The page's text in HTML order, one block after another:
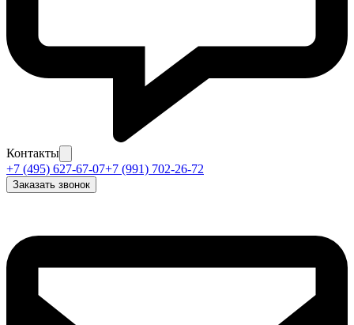
Контакты
+7 (495) 627-67-07+7 (991) 702-26-72
Заказать звонок